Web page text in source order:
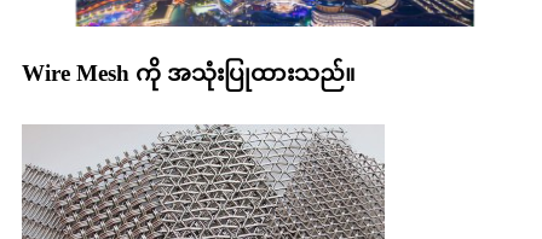
Wire Mesh ကို အသုံးပြုထားသည်။